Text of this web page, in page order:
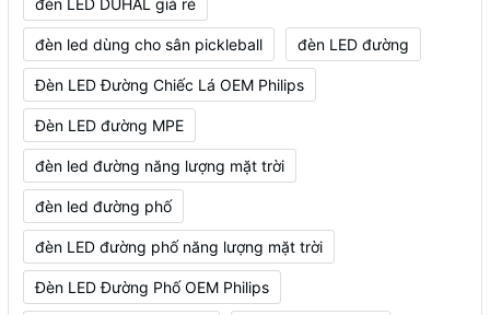
đèn LED DUHAL giá rẻ
đèn led dùng cho sân pickleball đèn LED đường
Đèn LED Đường Chiếc Lá OEM Philips
Đèn LED đường MPE
đèn led đường năng lượng mặt trời
đèn led đường phố
đèn LED đường phố năng lượng mặt trời
Đèn LED Đường Phố OEM Philips